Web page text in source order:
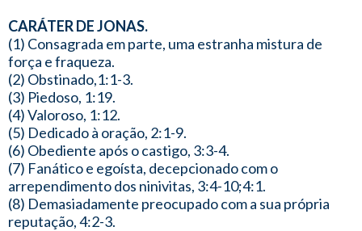
CARÁTER DE JONAS.
(1) Consagrada em parte, uma estranha mistura de
força e fraqueza.
(2) Obstinado,1:1-3.
(3) Piedoso, 1:19.
(4) Valoroso, 1:12.
(5) Dedicado à oração, 2:1-9.
(6) Obediente após o castigo, 3:3-4.
(7) Fanático e egoísta, decepcionado com o
arrependimento dos ninivitas, 3:4-10;4:1.
(8) Demasiadamente preocupado com a sua própria
reputação, 4:2-3.